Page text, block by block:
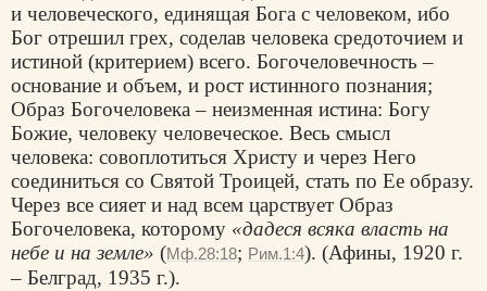
и человеческого, единящая Бога с человеком, ибо
Бог отрешил грех, соделав человека средоточием и
истиной (критерием) всего. Богочеловечность –
основание и объем, и рост истинного познания;
Образ Богочеловека – неизменная истина: Богу
Божие, человеку человеческое. Весь смысл
человека: совоплотиться Христу и через Него
соединиться со Святой Троицей, стать по Ее образу.
Через все сияет и над всем царствует Образ
Богочеловека, которому «дадеся всяка власть на
небе и на земле» (Мф.28:18; Рим.1:4). (Афины, 1920 г.
– Белград, 1935 г.).